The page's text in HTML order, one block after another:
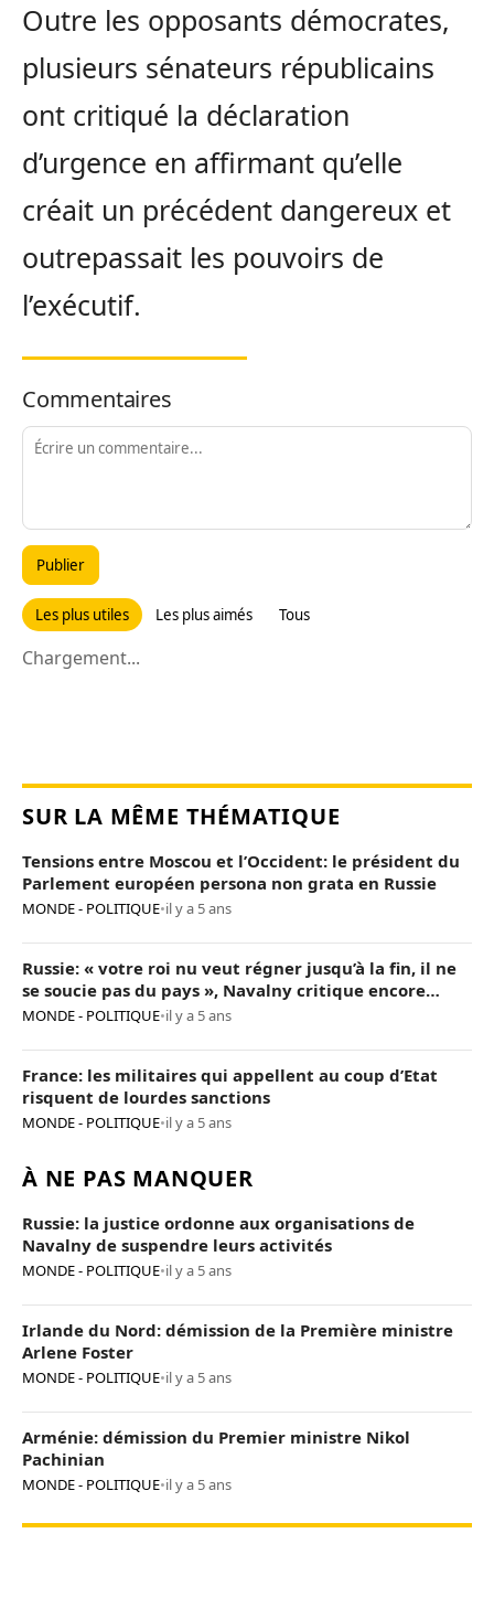
Outre les opposants démocrates,
plusieurs sénateurs républicains
ont critiqué la déclaration
d’urgence en affirmant qu’elle
créait un précédent dangereux et
outrepassait les pouvoirs de
l’exécutif.
Commentaires
Publier
Les plus utiles Les plus aimés Tous
Chargement...
SUR LA MÊME THÉMATIQUE
Tensions entre Moscou et l’Occident: le président du
Parlement européen persona non grata en Russie
MONDE - POLITIQUE•il y a 5 ans
Russie: « votre roi nu veut régner jusqu’à la fin, il ne
se soucie pas du pays », Navalny critique encore
Poutine
MONDE - POLITIQUE•il y a 5 ans
France: les militaires qui appellent au coup d’Etat
risquent de lourdes sanctions
MONDE - POLITIQUE•il y a 5 ans
À NE PAS MANQUER
Russie: la justice ordonne aux organisations de
Navalny de suspendre leurs activités
MONDE - POLITIQUE•il y a 5 ans
Irlande du Nord: démission de la Première ministre
Arlene Foster
MONDE - POLITIQUE•il y a 5 ans
Arménie: démission du Premier ministre Nikol
Pachinian
MONDE - POLITIQUE•il y a 5 ans